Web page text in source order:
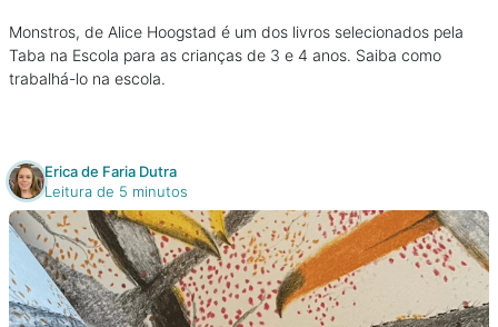
Colunas
Colecionáveis
Cursos On line
E-Books
Monstros, de Alice Hoogstad é um dos livros selecionados pela
Taba na Escola para as crianças de 3 e 4 anos. Saiba como
trabalhá-lo na escola.
Erica de Faria Dutra
Leitura de 5 minutos